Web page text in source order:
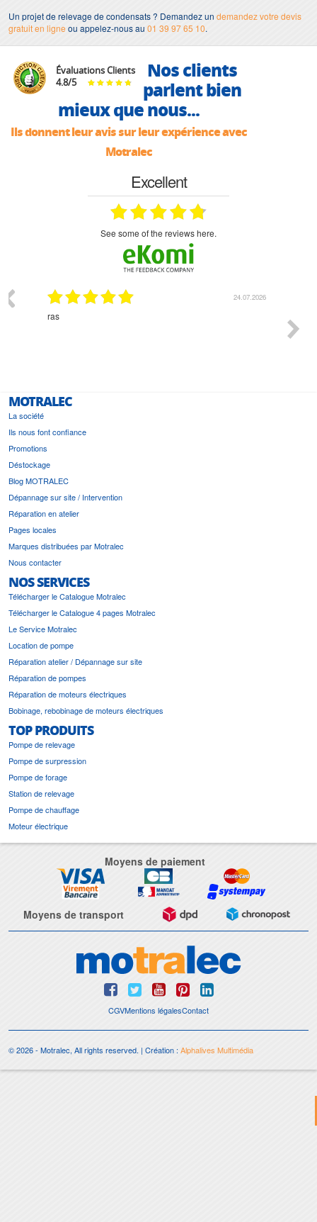
Un projet de relevage de condensats ? Demandez un demandez votre devis
gratuit en ligne ou appelez-nous au 01 39 97 65 10.
Évaluations Clients
4.8/5
Nos clients
parlent bien
mieux que nous...
Ils donnent leur avis sur leur expérience avec
Motralec
Excellent
see some of the reviews here.
24.07.2026
ras
MOTRALEC
La société
Ils nous font confiance
Promotions
Déstockage
Blog MOTRALEC
Dépannage sur site / Intervention
Réparation en atelier
Pages locales
Marques distribuées par Motralec
Nous contacter
NOS SERVICES
Télécharger le Catalogue Motralec
Télécharger le Catalogue 4 pages Motralec
Le Service Motralec
Location de pompe
Réparation atelier / Dépannage sur site
Réparation de pompes
Réparation de moteurs électriques
Bobinage, rebobinage de moteurs électriques
TOP PRODUITS
Pompe de relevage
Pompe de surpression
Pompe de forage
Station de relevage
Pompe de chauffage
Moteur électrique
Moyens de paiement
Moyens de transport
CGVMentions légalesContact
© 2026 - Motralec, All rights reserved. | Création :Alphalives Multimédia